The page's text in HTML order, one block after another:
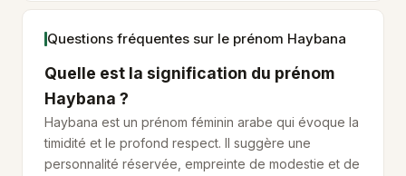
Questions fréquentes sur le prénom Haybana
Quelle est la signification du prénom
Haybana ?
Haybana est un prénom féminin arabe qui évoque la
timidité et le profond respect. Il suggère une
personnalité réservée, empreinte de modestie et de